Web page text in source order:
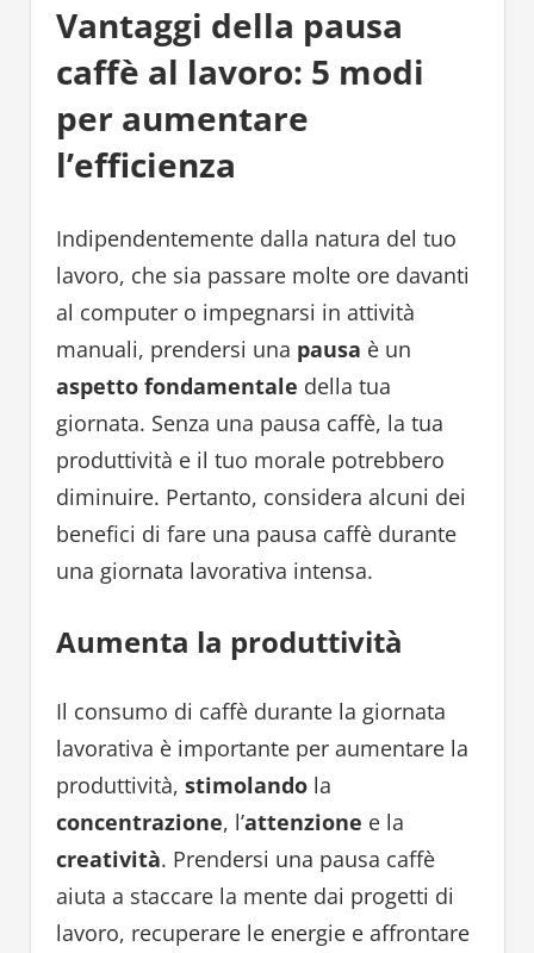
Vantaggi della pausa
caffè al lavoro: 5 modi
per aumentare
l’efficienza
Indipendentemente dalla natura del tuo
lavoro, che sia passare molte ore davanti
al computer o impegnarsi in attività
manuali, prendersi una pausa è un
aspetto fondamentale della tua
giornata. Senza una pausa caffè, la tua
produttività e il tuo morale potrebbero
diminuire. Pertanto, considera alcuni dei
benefici di fare una pausa caffè durante
una giornata lavorativa intensa.
Aumenta la produttività
Il consumo di caffè durante la giornata
lavorativa è importante per aumentare la
produttività, stimolando la
concentrazione, l’attenzione e la
creatività. Prendersi una pausa caffè
aiuta a staccare la mente dai progetti di
lavoro, recuperare le energie e affrontare